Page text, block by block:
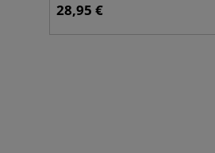
28,95 €